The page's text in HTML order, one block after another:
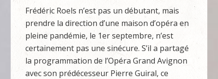
Frédéric Roels n’est pas un débutant, mais
prendre la direction d’une maison d’opéra en
pleine pandémie, le 1er septembre, n’est
certainement pas une sinécure. S’il a partagé
la programmation de l’Opéra Grand Avignon
avec son prédécesseur Pierre Guiral, ce